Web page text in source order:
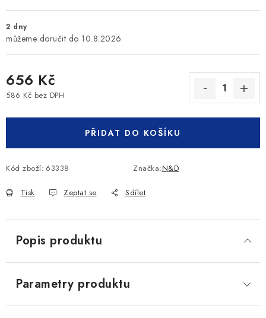
2 dny
10.8.2026
656 Kč
586 Kč bez DPH
PŘIDAT DO KOŠÍKU
Kód zboží: 63338 Značka:N&D
Tisk Zeptat se Sdílet
Popis produktu
Parametry produktu